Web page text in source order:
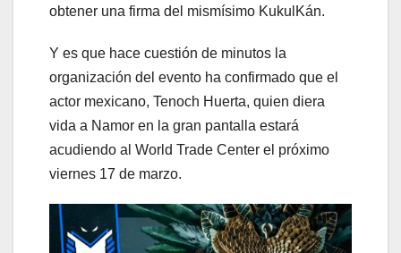
obtener una firma del mismísimo KukulKán.
Y es que hace cuestión de minutos la
organización del evento ha confirmado que el
actor mexicano, Tenoch Huerta, quien diera
vida a Namor en la gran pantalla estará
acudiendo al World Trade Center el próximo
viernes 17 de marzo.